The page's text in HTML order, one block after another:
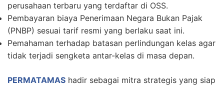
perusahaan terbaru yang terdaftar di OSS.
Pembayaran biaya Penerimaan Negara Bukan Pajak
(PNBP) sesuai tarif resmi yang berlaku saat ini.
Pemahaman terhadap batasan perlindungan kelas agar
tidak terjadi sengketa antar-kelas di masa depan.
PERMATAMAS hadir sebagai mitra strategis yang siap